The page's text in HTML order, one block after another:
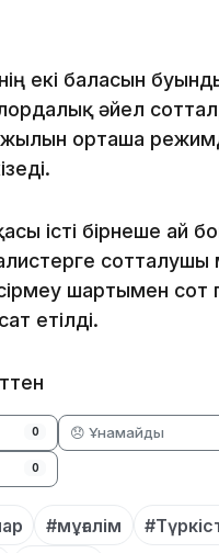
екі баласын
әйел
орташа
істі бірнеше ай
сотталушы
шартымен сот
етілді.
0 😞 Ұнамайды
0
#мұғалім